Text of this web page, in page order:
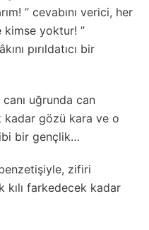
” cevabını verici, her
kimse yoktur! ”
pırıldatıcı bir
uğrunda can
kadar gözü kara ve o
bir gençlik…
zifiri
kılı farkedecek kadar